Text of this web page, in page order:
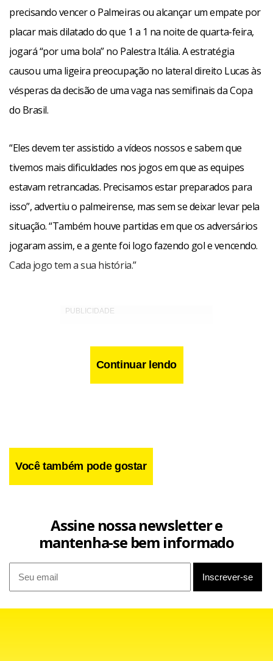
precisando vencer o Palmeiras ou alcançar um empate por
placar mais dilatado do que 1 a 1 na noite de quarta-feira,
jogará “por uma bola” no Palestra Itália. A estratégia
causou uma ligeira preocupação no lateral direito Lucas às
vésperas da decisão de uma vaga nas semifinais da Copa
do Brasil.
“Eles devem ter assistido a vídeos nossos e sabem que
tivemos mais dificuldades nos jogos em que as equipes
estavam retrancadas. Precisamos estar preparados para
isso”, advertiu o palmeirense, mas sem se deixar levar pela
situação. “Também houve partidas em que os adversários
jogaram assim, e a gente foi logo fazendo gol e vencendo.
Cada jogo tem a sua história.”
Independentemente do que pretenda fazer o Inter em São
características. O técnico Marcelo Oliveira conta com a
ofensividade da equipe que mais gols fez no Campeonato
Continuar lendo
Você também pode gostar
Assine nossa newsletter e
mantenha-se bem informado